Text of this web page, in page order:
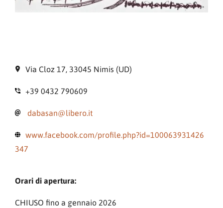
Via Cloz 17, 33045 Nimis (UD)
+39 0432 790609
dabasan@libero.it
www.facebook.com/profile.php?id=100063931426
347
Orari di apertura:
CHIUSO fino a gennaio 2026